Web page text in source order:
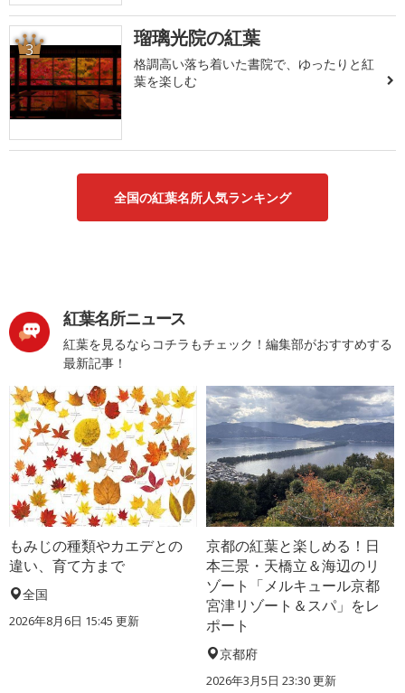
3 瑠璃光院の紅葉
格調高い落ち着いた書院で、ゆったりと紅
葉を楽しむ
全国の紅葉名所人気ランキング
紅葉名所ニュース
紅葉を見るならコチラもチェック！編集部がおすすめする
最新記事！
もみじの種類やカエデとの
違い、育て方まで
全国
2026年8月6日 15:45 更新
京都の紅葉と楽しめる！日
本三景・天橋立＆海辺のリ
ゾート「メルキュール京都
宮津リゾート＆スパ」をレ
ポート
京都府
2026年3月5日 23:30 更新